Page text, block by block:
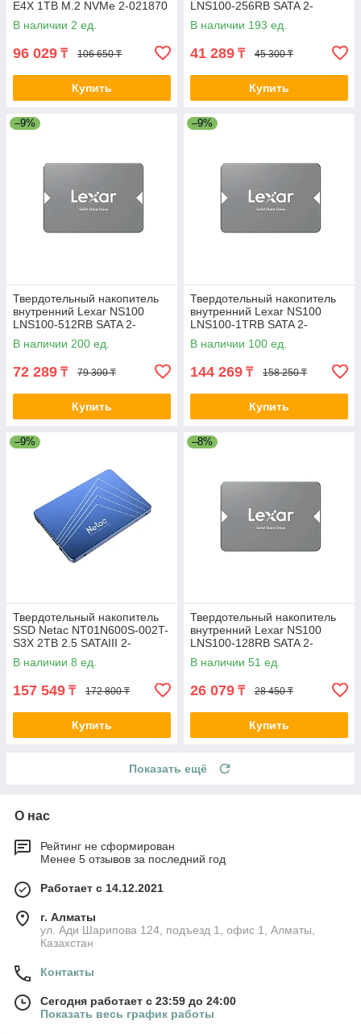
E4X 1TB M.2 NVMe 2-021870
В наличии 2 ед.
96 029 ₸ 106 650 ₸
Купить
LNS100-256RB SATA 2-
037147
В наличии 193 ед.
41 289 ₸ 45 300 ₸
Купить
–9%
Твердотельный накопитель
внутренний Lexar NS100
LNS100-512RB SATA 2-
037148
В наличии 200 ед.
72 289 ₸ 79 300 ₸
Купить
–9%
Твердотельный накопитель
внутренний Lexar NS100
LNS100-1TRB SATA 2-
037149-TOP
В наличии 100 ед.
144 269 ₸ 158 250 ₸
Купить
–9%
Твердотельный накопитель
SSD Netac NT01N600S-002T-
S3X 2TB 2.5 SATAIII 2-
021295-TOP
В наличии 8 ед.
157 549 ₸ 172 800 ₸
Купить
–8%
Твердотельный накопитель
внутренний Lexar NS100
LNS100-128RB SATA 2-
037146
В наличии 51 ед.
26 079 ₸ 28 450 ₸
Купить
Показать ещё
О нас
Рейтинг не сформирован
Менее 5 отзывов за последний год
Работает с 14.12.2021
г. Алматы
ул. Ади Шарипова 124, подъезд 1, офис 1, Алматы,
Казахстан
Контакты
Сегодня работает с 23:59 до 24:00
Показать весь график работы